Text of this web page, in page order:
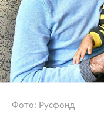
Фото: Русфонд